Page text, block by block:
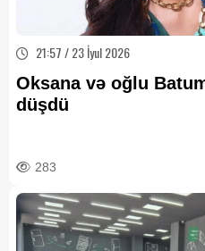
21:57 / 23 İyul 2026
Oksana və oğlu
düşdü
283